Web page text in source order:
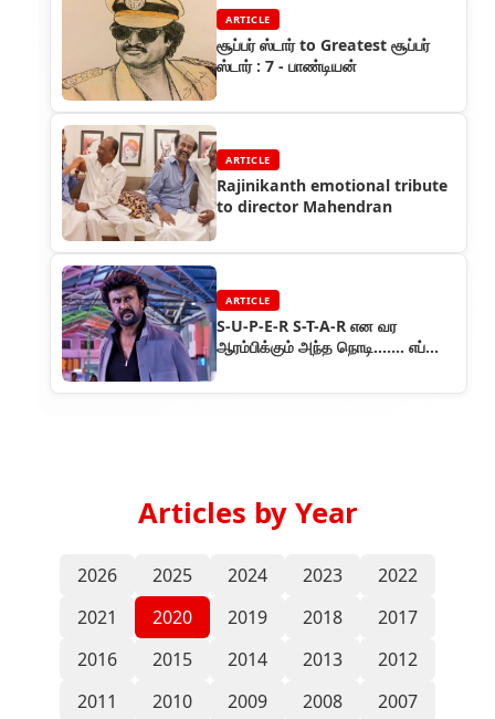
ARTICLE
சூப்பர் ஸ்டார் to Greatest சூப்பர்
ஸ்டார் : 7 - பாண்டியன்
ARTICLE
Rajinikanth emotional tribute
to director Mahendran
ARTICLE
S-U-P-E-R S-T-A-R என வர
ஆரம்பிக்கும் அந்த நொடி....... எப்போ
Articles by Year
2026 2025 2024 2023
2022
2021
2020 2019 2018
2017
2016
2015 2014 2013
2012
2011
2010 2009 2008
2007